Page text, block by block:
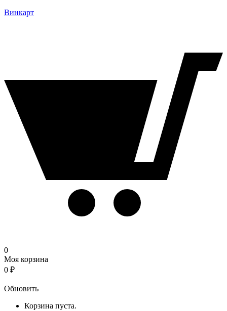
Винкарт
0
Моя корзина
0 ₽
Обновить
Корзина пуста.